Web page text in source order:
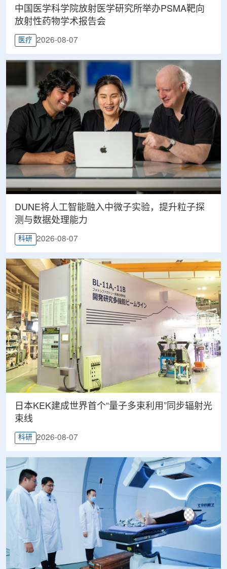
中国医学科学院放射医学研究所举办PSMA靶向
放射性药物学术报告会
医疗 2026-08-07
DUNE将人工智能融入中微子实验，提升粒子探
测与数据处理能力
科研 2026-08-07
日本KEK建成世界首个“量子多束利用”同步辐射光
束线
科研 2026-08-07